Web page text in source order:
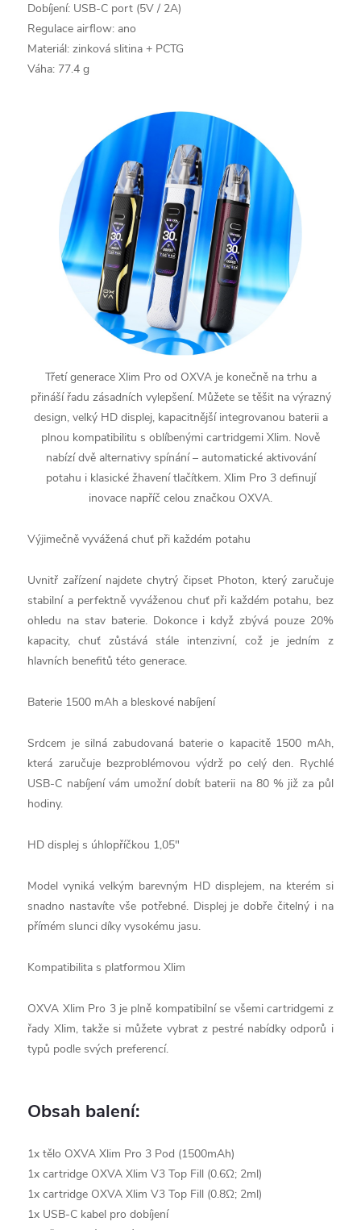
Dobíjení: USB-C port (5V / 2A)
Regulace airflow: ano
Materiál: zinková slitina + PCTG
Váha: 77.4 g
Třetí generace Xlim Pro od OXVA je konečně na trhu a
přináší řadu zásadních vylepšení. Můžete se těšit na výrazný
design, velký HD displej, kapacitnější integrovanou baterii a
plnou kompatibilitu s oblíbenými cartridgemi Xlim. Nově
nabízí dvě alternativy spínání – automatické aktivování
potahu i klasické žhavení tlačítkem. Xlim Pro 3 definují
inovace napříč celou značkou OXVA.
Výjimečně vyvážená chuť při každém potahu
Uvnitř zařízení najdete chytrý čipset Photon, který zaručuje
stabilní a perfektně vyváženou chuť při každém potahu, bez
ohledu na stav baterie. Dokonce i když zbývá pouze 20%
kapacity, chuť zůstává stále intenzivní, což je jedním z
hlavních benefitů této generace.
Baterie 1500 mAh a bleskové nabíjení
Srdcem je silná zabudovaná baterie o kapacitě 1500 mAh,
která zaručuje bezproblémovou výdrž po celý den. Rychlé
USB-C nabíjení vám umožní dobít baterii na 80 % již za půl
hodiny.
HD displej s úhlopříčkou 1,05"
Model vyniká velkým barevným HD displejem, na kterém si
snadno nastavíte vše potřebné. Displej je dobře čitelný i na
přímém slunci díky vysokému jasu.
Kompatibilita s platformou Xlim
OXVA Xlim Pro 3 je plně kompatibilní se všemi cartridgemi z
řady Xlim, takže si můžete vybrat z pestré nabídky odporů i
typů podle svých preferencí.
Obsah balení:
1x tělo OXVA Xlim Pro 3 Pod (1500mAh)
1x cartridge OXVA Xlim V3 Top Fill (0.6Ω; 2ml)
1x cartridge OXVA Xlim V3 Top Fill (0.8Ω; 2ml)
1x USB-C kabel pro dobíjení